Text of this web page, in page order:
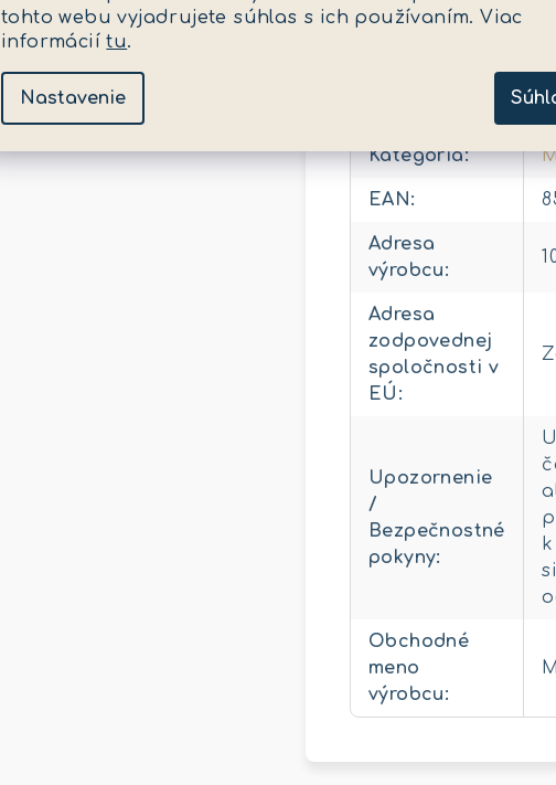
tohto webu vyjadrujete súhlas s ich používaním. Viac
informáciítu.
Nastavenie
obsahuje malé
Dodatočné
Kategória:
EAN:
Adresa
výrobcu:
Adresa
zodpovednej
spoločnosti v
EÚ :
Upozornenie
/
Bezpečnostné
pokyny:
Obchodné
meno
výrobcu: